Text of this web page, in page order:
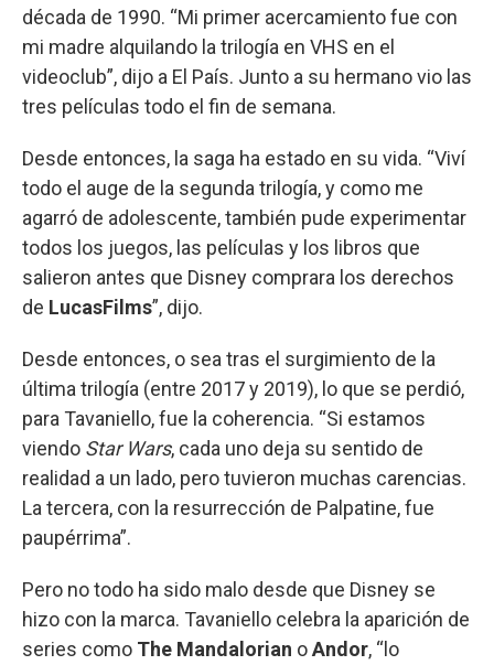
década de 1990. “Mi primer acercamiento fue con
mi madre alquilando la trilogía en VHS en el
videoclub”, dijo a El País. Junto a su hermano vio las
tres películas todo el fin de semana.
Desde entonces, la saga ha estado en su vida. “Viví
todo el auge de la segunda trilogía, y como me
agarró de adolescente, también pude experimentar
todos los juegos, las películas y los libros que
salieron antes que Disney comprara los derechos
de LucasFilms”, dijo.
Desde entonces, o sea tras el surgimiento de la
última trilogía (entre 2017 y 2019), lo que se perdió,
para Tavaniello, fue la coherencia. “Si estamos
viendo Star Wars, cada uno deja su sentido de
realidad a un lado, pero tuvieron muchas carencias.
La tercera, con la resurrección de Palpatine, fue
paupérrima”.
Pero no todo ha sido malo desde que Disney se
hizo con la marca. Tavaniello celebra la aparición de
series como The Mandalorian oAndor, “lo